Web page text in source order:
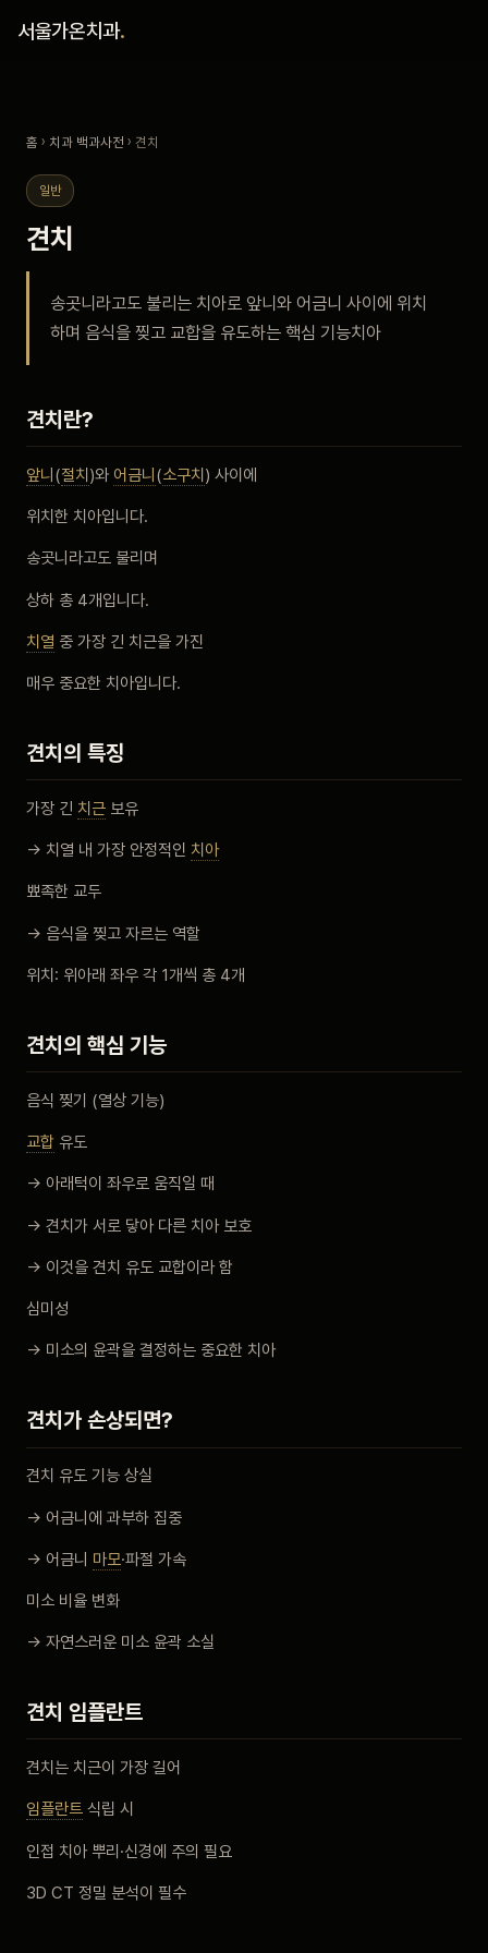
서울가온치과.
진료 안내
안내
비포 애프터
치과 백과사전
회원가입 / 로그인
홈 › 치과 백과사전 › 견치
일반
견치
송곳니라고도 불리는 치아로 앞니와 어금니 사이에 위치
하며 음식을 찢고 교합을 유도하는 핵심 기능치아
견치란?
앞니 (절치 )와 어금니 (소구치 ) 사이에
위치한 치아입니다.
송곳니라고도 불리며
상하 총 4개입니다.
치열 중 가장 긴 치근을 가진
매우 중요한 치아입니다.
견치의 특징
가장 긴 치근 보유
→ 치열 내 가장 안정적인 치아
뾰족한 교두
→ 음식을 찢고 자르는 역할
위치: 위아래 좌우 각 1개씩 총 4개
견치의 핵심 기능
음식 찢기 (열상 기능)
교합 유도
→ 아래턱이 좌우로 움직일 때
→ 견치가 서로 닿아 다른 치아 보호
→ 이것을 견치 유도 교합이라 함
심미성
→ 미소의 윤곽을 결정하는 중요한 치아
견치가 손상되면?
견치 유도 기능 상실
→ 어금니에 과부하 집중
→ 어금니 마모·파절 가속
미소 비율 변화
→ 자연스러운 미소 윤곽 소실
견치 임플란트
견치는 치근이 가장 길어
임플란트 식립 시
인접 치아 뿌리·신경에 주의 필요
3D CT 정밀 분석이 필수